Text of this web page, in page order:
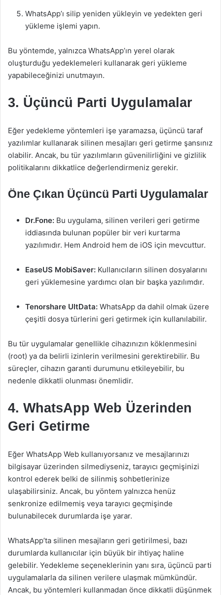
WhatsApp’ı silip yeniden yükleyin ve yedekten geri
yükleme işlemi yapın.
Bu yöntemde, yalnızca WhatsApp’ın yerel olarak
oluşturduğu yedeklemeleri kullanarak geri yükleme
yapabileceğinizi unutmayın.
3. Üçüncü Parti Uygulamalar
Eğer yedekleme yöntemleri işe yaramazsa, üçüncü taraf
yazılımlar kullanarak silinen mesajları geri getirme şansınız
olabilir. Ancak, bu tür yazılımların güvenilirliğini ve gizlilik
politikalarını dikkatlice değerlendirmeniz gerekir.
Öne Çıkan Üçüncü Parti Uygulamalar
Dr.Fone: Bu uygulama, silinen verileri geri getirme
iddiasında bulunan popüler bir veri kurtarma
yazılımıdır. Hem Android hem de iOS için mevcuttur.
EaseUS MobiSaver: Kullanıcıların silinen dosyalarını
geri yüklemesine yardımcı olan bir başka yazılımdır.
Tenorshare UltData: WhatsApp da dahil olmak üzere
çeşitli dosya türlerini geri getirmek için kullanılabilir.
Bu tür uygulamalar genellikle cihazınızın köklenmesini
(root) ya da belirli izinlerin verilmesini gerektirebilir. Bu
süreçler, cihazın garanti durumunu etkileyebilir, bu
nedenle dikkatli olunması önemlidir.
4. WhatsApp Web Üzerinden
Geri Getirme
Eğer WhatsApp Web kullanıyorsanız ve mesajlarınızı
bilgisayar üzerinden silmediyseniz, tarayıcı geçmişinizi
kontrol ederek belki de silinmiş sohbetlerinize
ulaşabilirsiniz. Ancak, bu yöntem yalnızca henüz
senkronize edilmemiş veya tarayıcı geçmişinde
bulunabilecek durumlarda işe yarar.
WhatsApp’ta silinen mesajların geri getirilmesi, bazı
durumlarda kullanıcılar için büyük bir ihtiyaç haline
gelebilir. Yedekleme seçeneklerinin yanı sıra, üçüncü parti
uygulamalarla da silinen verilere ulaşmak mümkündür.
Ancak, bu yöntemleri kullanmadan önce dikkatli düşünmek